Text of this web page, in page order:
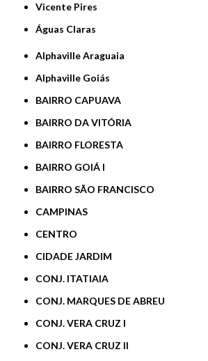
Vicente Pires
Águas Claras
Alphaville Araguaia
Alphaville Goiás
BAIRRO CAPUAVA
BAIRRO DA VITÓRIA
BAIRRO FLORESTA
BAIRRO GOIÁ I
BAIRRO SÃO FRANCISCO
CAMPINAS
CENTRO
CIDADE JARDIM
CONJ. ITATIAIA
CONJ. MARQUES DE ABREU
CONJ. VERA CRUZ I
CONJ. VERA CRUZ II